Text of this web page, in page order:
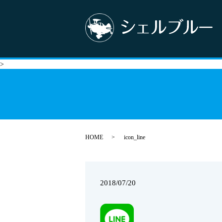
>
HOME icon_line
2018/07/20